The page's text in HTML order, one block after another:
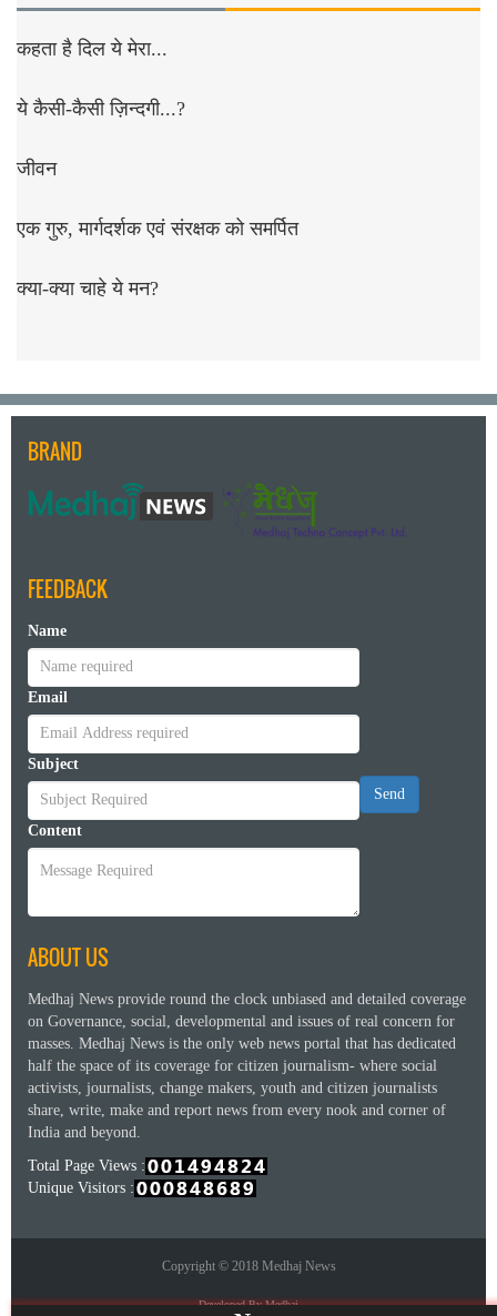
कहता है दिल ये मेरा...
ये कैसी-कैसी ज़िन्दगी...?
जीवन
एक गुरु, मार्गदर्शक एवं संरक्षक को समर्पित
क्या-क्या चाहे ये मन?
BRAND
FEEDBACK
Name
Email
Subject
Content
Send
ABOUT US
Medhaj News provide round the clock unbiased and detailed coverage
on Governance, social, developmental and issues of real concern for
masses. Medhaj News is the only web news portal that has dedicated
half the space of its coverage for citizen journalism- where social
activists, journalists, change makers, youth and citizen journalists
share, write, make and report news from every nook and corner of
India and beyond.
Total Page Views :
Unique Visitors :
Copyright © 2018 Medhaj News
Developed By Medhaj